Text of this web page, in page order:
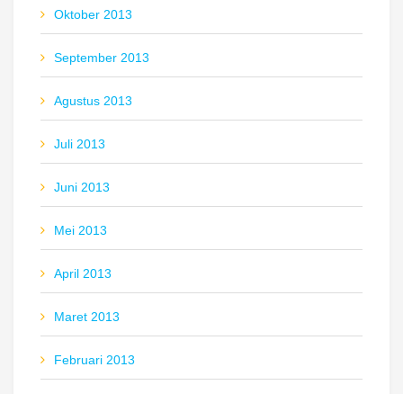
Oktober 2013
September 2013
Agustus 2013
Juli 2013
Juni 2013
Mei 2013
April 2013
Maret 2013
Februari 2013